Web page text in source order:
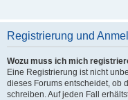
Registrierung und
Wozu muss ich mich
Eine Registrierung ist nicht
dieses Forums entscheidet, ob
schreiben. Auf jeden Fall